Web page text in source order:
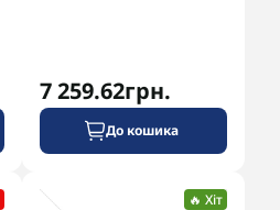
7 259.62грн.
До кошика
🔥 Хіт